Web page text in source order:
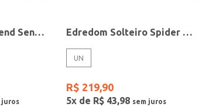
Edredom Casal Blend Sense Boss Altenburg ROSE Edredom Solteiro Spider Man Marvel CINZA
UN
R$ 219,90
5x de R$ 43,98